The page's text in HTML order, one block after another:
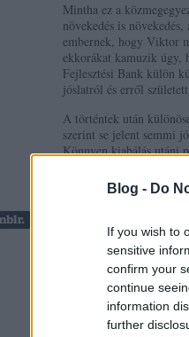
Blog - Do
If you wish to
sensitive
confirm your
continue
information
further
Mintha ez a
növekedés is
embernek, hogy Viktor
ekkorákat kamuzik úgy,
Fejlesztési Bank külön
jóslatról és erről
A történtek után
szerint se jelent semmi
Könnyen kiabálás utáni
komment
A bejegyzés
https://